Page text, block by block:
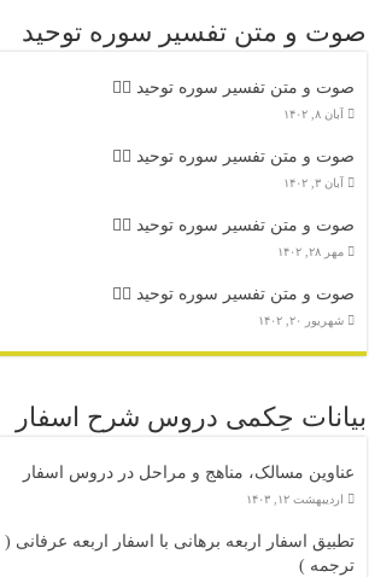
صوت و متن تفسیر سوره توحید
صوت و متن تفسیر سوره توحید ۴️⃣
آبان ۸, ۱۴۰۲
صوت و متن تفسیر سوره توحید ۳️⃣
آبان ۳, ۱۴۰۲
صوت و متن تفسیر سوره توحید ۲️⃣
مهر ۲۸, ۱۴۰۲
صوت و متن تفسیر سوره توحید ۱️⃣
شهریور ۲۰, ۱۴۰۲
بیانات حِکمی دروس شرح اسفار
عناوین مسالک، مناهج و مراحل در دروس اسفار
اردیبهشت ۱۲, ۱۴۰۳
تطبیق اسفار اربعه برهانی با اسفار اربعه عرفانی
ترجمه )